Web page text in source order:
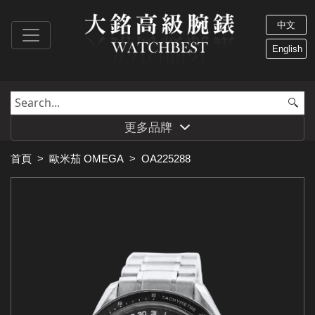
中文
English
更多品牌
首頁 > 歐米茄 OMEGA > OA225288